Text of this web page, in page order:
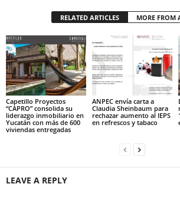
RELATED ARTICLES MORE FROM
Capetillo Proyectos
“CAPRO” consolida su
liderazgo inmobiliario en
Yucatán con más de 600
viviendas entregadas
ANPEC envía carta a
Claudia Sheinbaum para
rechazar aumento al IEPS
en refrescos y tabaco
LEAVE A REPLY